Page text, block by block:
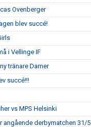
Ovenberger
blev succé!
i Vellinge IF
tränare Damer
succé!!!
vs MPS Helsinki
angående derbymatchen 31/5